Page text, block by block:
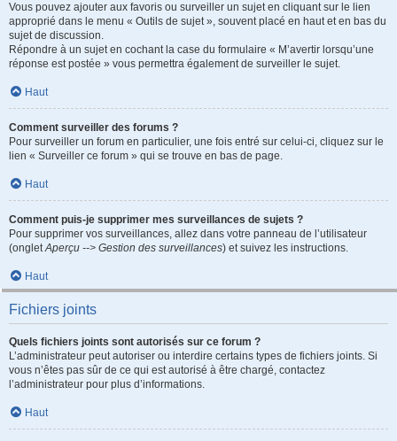
Vous pouvez ajouter aux favoris ou surveiller un sujet en cliquant sur le lien
approprié dans le menu « Outils de sujet », souvent placé en haut et en bas du
sujet de discussion.
Répondre à un sujet en cochant la case du formulaire « M’avertir lorsqu’une
réponse est postée » vous permettra également de surveiller le sujet.
Haut
Comment surveiller des forums ?
Pour surveiller un forum en particulier, une fois entré sur celui-ci, cliquez sur le
lien « Surveiller ce forum » qui se trouve en bas de page.
Haut
Comment puis-je supprimer mes surveillances de sujets ?
Pour supprimer vos surveillances, allez dans votre panneau de l’utilisateur
(ongletAperçu --> Gestion des surveillances) et suivez les instructions.
Haut
Fichiers joints
Quels fichiers joints sont autorisés sur ce forum ?
L’administrateur peut autoriser ou interdire certains types de fichiers joints. Si
vous n’êtes pas sûr de ce qui est autorisé à être chargé, contactez
l’administrateur pour plus d’informations.
Haut